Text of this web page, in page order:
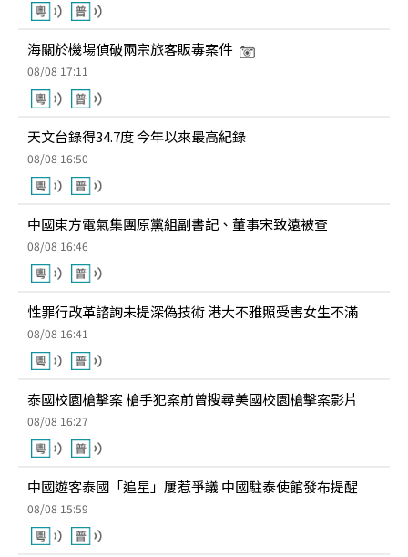
海關於機場偵破兩宗旅客販毒案件
08/08 17:11
天文台錄得34.7度 今年以來最高紀錄
08/08 16:50
中國東方電氣集團原黨組副書記、董事宋致遠被查
08/08 16:46
性罪行改革諮詢未提深偽技術 港大不雅照受害女生不滿
08/08 16:41
泰國校園槍擊案 槍手犯案前曾搜尋美國校園槍擊案影片
08/08 16:27
中國遊客泰國「追星」屢惹爭議 中國駐泰使館發布提醒
08/08 15:59